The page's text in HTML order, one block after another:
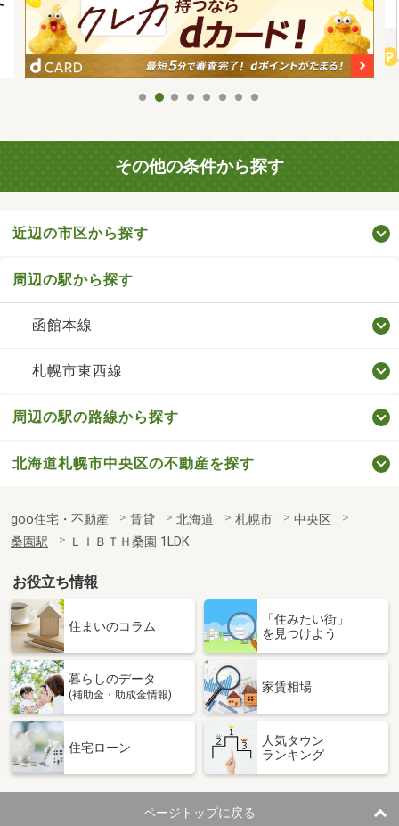
その他の条件から探す
近辺の市区から探す
周辺の駅から探す
函館本線
札幌市東西線
周辺の駅の路線から探す
北海道札幌市中央区の不動産を探す
goo住宅・不動産 賃貸 北海道 札幌市
中央区
桑園駅
ＬＩＢＴＨ桑園 1LDK
お役立ち情報
住まいのコラム
「住みたい街」
を見つけよう
暮らしのデータ
(補助金・助成金情報)
家賃相場
住宅ローン
人気タウン
ランキング
ページトップに戻る